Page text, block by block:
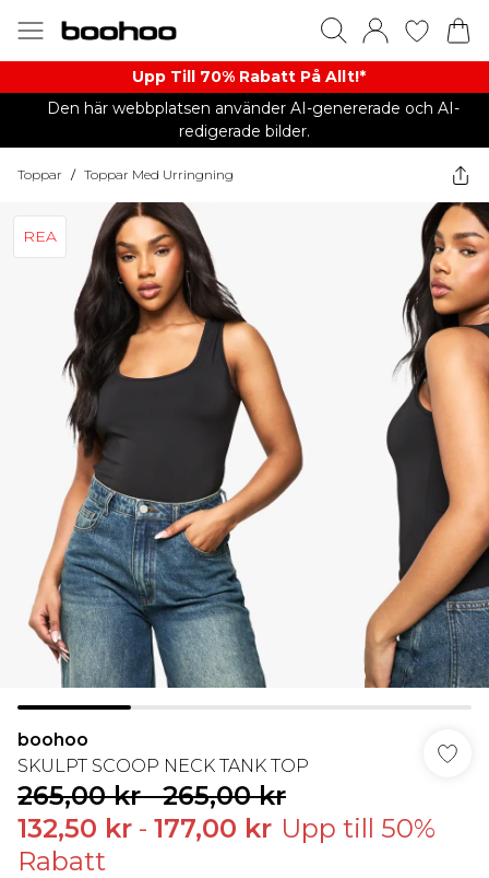
Upp Till 70% Rabatt På Allt!*
Den här webbplatsen använder AI-genererade och AI-
redigerade bilder.
Toppar / Toppar Med Urringning
REA
boohoo
SKULPT SCOOP NECK TANK TOP
265,00 kr-265,00 kr
132,50 kr - 177,00 kr Upp till 50%
Rabatt